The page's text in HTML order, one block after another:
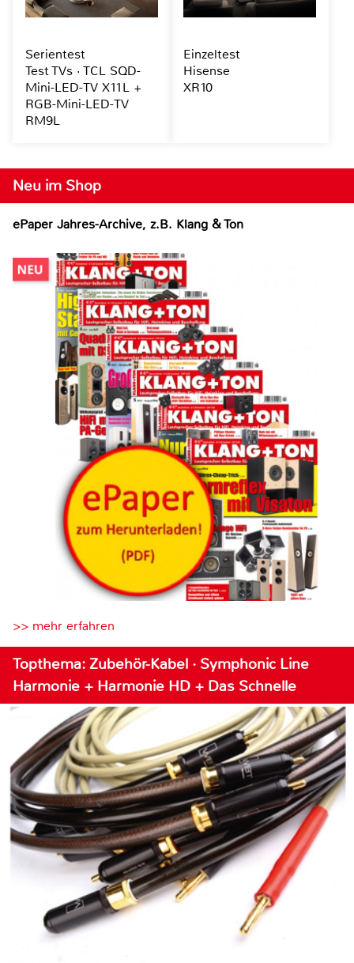
Neu im Shop
ePaper Jahres-Archive, z.B. Klang & Ton
>> mehr erfahren
Topthema: Zubehör-Kabel · Symphonic Line
Harmonie + Harmonie HD + Das Schnelle
Serientest
Test TVs · TCL SQD-
Mini-LED-TV X11L +
RGB-Mini-LED-TV
RM9L
Einzeltest
Hisense
XR10